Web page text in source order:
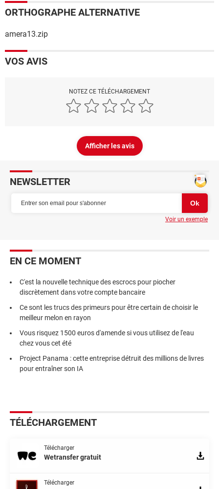
ORTHOGRAPHE ALTERNATIVE
amera13.zip
VOS AVIS
NOTEZ CE TÉLÉCHARGEMENT
Afficher les avis
NEWSLETTER
Voir un exemple
EN CE MOMENT
C'est la nouvelle technique des escrocs pour piocher
discrètement dans votre compte bancaire
Ce sont les trucs des primeurs pour être certain de choisir le
meilleur melon en rayon
Vous risquez 1500 euros d'amende si vous utilisez de l'eau
chez vous cet été
Project Panama : cette entreprise détruit des millions de livres
pour entraîner son IA
TÉLÉCHARGEMENT
Télécharger
Wetransfer gratuit
Télécharger